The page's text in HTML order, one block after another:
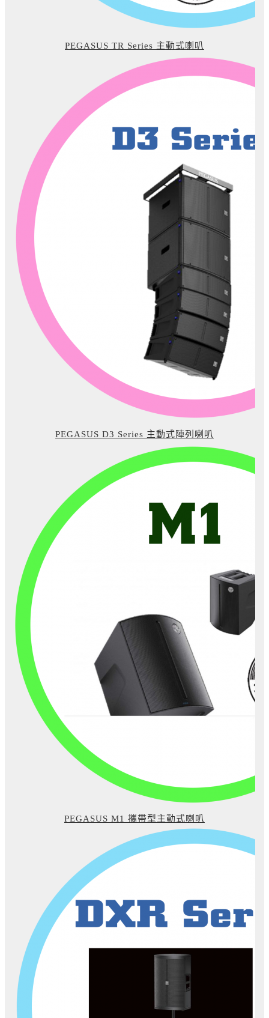
PEGASUS TR Series 主動式喇叭
PEGASUS D3 Series 主動式陣列喇叭
PEGASUS M1 攜帶型主動式喇叭